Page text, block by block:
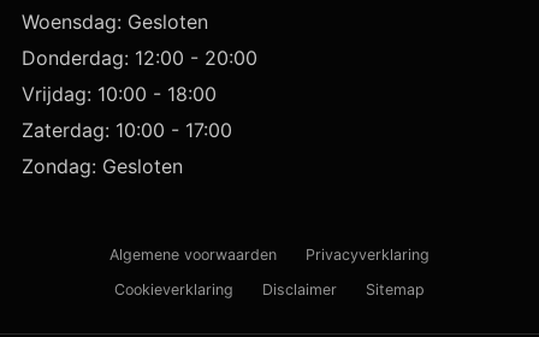
Woensdag: Gesloten
Donderdag: 12:00 - 20:00
Vrijdag: 10:00 - 18:00
Zaterdag: 10:00 - 17:00
Zondag: Gesloten
Algemene voorwaarden
Privacyverklaring
Cookieverklaring
Disclaimer Sitemap